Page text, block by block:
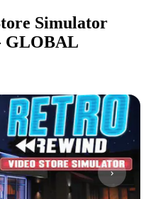
Simulator
GLOBAL